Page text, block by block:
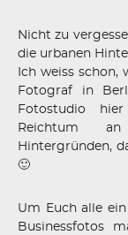
Nicht zu
die urbanen
Ich weiss
Fotograf in
Fotostudio
Reichtum
Hintergründen,
🙂
Um Euch alle
Businessfotos